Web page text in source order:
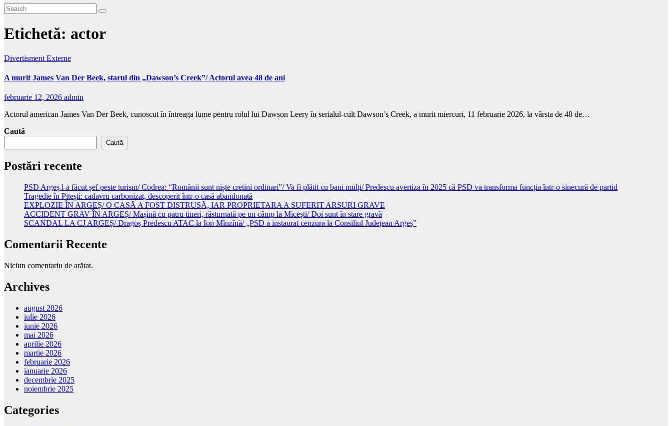
Etichetă: actor
Divertisment Externe
A murit James Van Der Beek, starul din „Dawson’s Creek”/ Actorul avea 48 de ani
februarie 12, 2026 admin
Actorul american James Van Der Beek, cunoscut în întreaga lume pentru rolul lui Dawson Leery în serialul-cult Dawson’s Creek, a murit miercuri, 11 februarie 2026, la vârsta de 48 de…
Caută
Caută
Postări recente
PSD Argeș l-a făcut șef peste turism/ Codrea: “Românii sunt niște cretini ordinari”/ Va fi plătit cu bani mulți/ Predescu avertiza în 2025 că PSD va transforma funcția într-o sinecură de partid
Tragedie în Pitești: cadavru carbonizat, descoperit într-o casă abandonată
EXPLOZIE ÎN ARGEȘ/ O CASĂ A FOST DISTRUSĂ, IAR PROPRIETARA A SUFERIT ARSURI GRAVE
ACCIDENT GRAV ÎN ARGEȘ/ Mașină cu patru tineri, răsturnată pe un câmp la Micești/ Doi sunt în stare gravă
SCANDAL LA CJ ARGEȘ/ Dragoș Predescu ATAC la Ion Mînzînă/ „PSD a instaurat cenzura la Consiliul Județean Argeș”
Comentarii Recente
Niciun comentariu de arătat.
Archives
august 2026
iulie 2026
iunie 2026
mai 2026
aprilie 2026
martie 2026
februarie 2026
ianuarie 2026
decembrie 2025
noiembrie 2025
Categories